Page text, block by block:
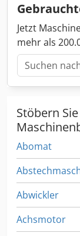
Jetzt
mehr als
Stöbern
Abomat
Abwickler
Achsmotor